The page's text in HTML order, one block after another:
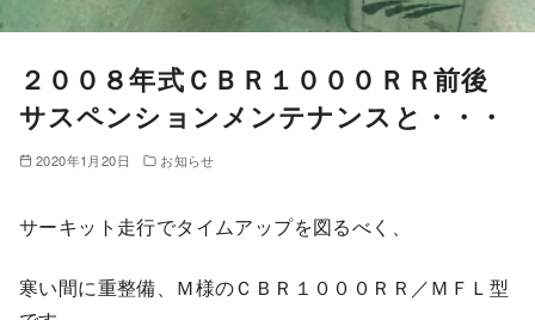
２００８年式ＣＢＲ１０００ＲＲ前後
サスペンションメンテナンスと・・・
2020年1月20日 お知らせ
サーキット走行でタイムアップを図るべく、
寒い間に重整備、Ｍ様のＣＢＲ１０００ＲＲ／ＭＦＬ型